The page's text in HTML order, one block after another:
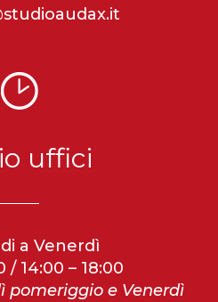
uffici
a Venerdì
/ 14:00 – 18:00
pomeriggio e Venerdì